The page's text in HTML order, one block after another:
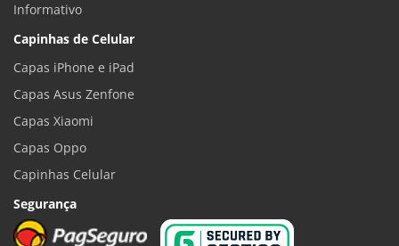
Informativo
Capinhas de Celular
Capas iPhone e iPad
Capas Asus Zenfone
Capas Xiaomi
Capas Oppo
Capinhas Celular
Segurança